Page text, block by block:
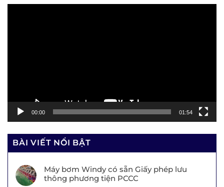
00:00 01:54
BÀI VIẾT NỔI BẬT
Máy bơm Windy có sẵn Giấy phép lưu
thông phương tiện PCCC